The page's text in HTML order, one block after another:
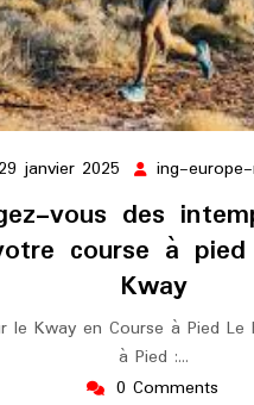
29 janvier 2025 29
janvier
2025
ing-
vous des
course à
Kway
le Kway en Course à Pied Le
à Pied :…
0 Comments